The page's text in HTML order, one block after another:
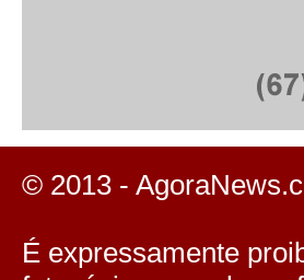
© 2013 -
É expressamente